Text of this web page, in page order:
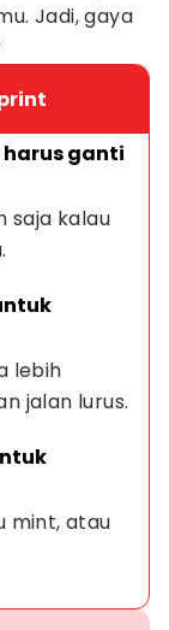
Jadi, gaya
harus ganti
saja kalau
lebih
jalan lurus.
mint, atau